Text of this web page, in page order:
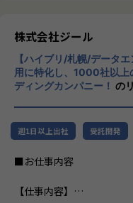
◎募集背景
現在案件数も増加傾向に
て一緒に働く仲間を募集
特にゼロトラストセキュ
豊富なため、ゼロトラス
養う事が可能です。
常に最新の情報をキャッ
ズに応え
ナルサービ
掲げており
力、深い経
な分析力を
供すること
ることを私
員全員が燃
株式会社ジール
【ハイブリ/札幌/データ
用に特化し、1000社以上
ディングカンパニー！ の
週1日以上出社 受託開発
■お仕事内容
【仕事内容】